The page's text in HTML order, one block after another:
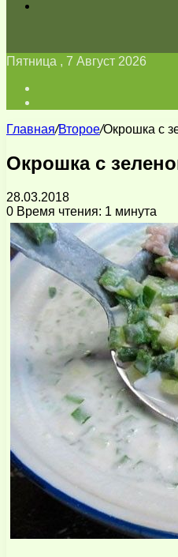
Пятница , 7 Август 2026
Главная/Второе/Окрошка с
Окрошка с
28.03.2018
0 Время чтения: 1 минута